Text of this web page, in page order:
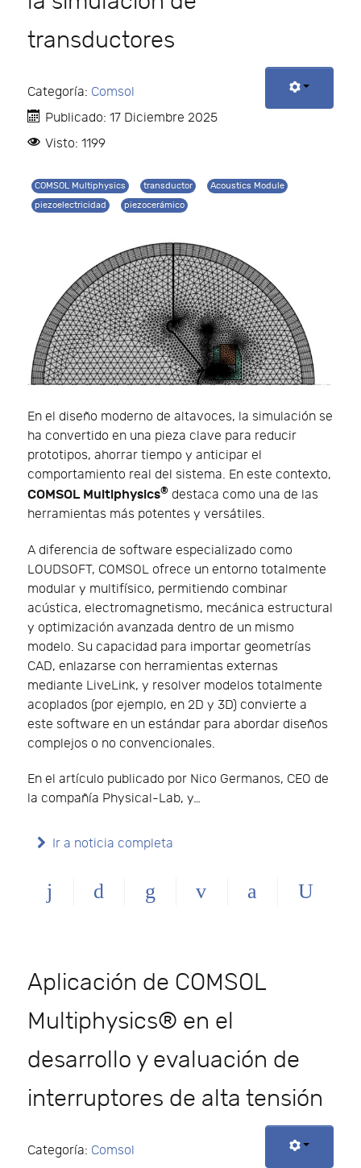
transductores
Categoría: Comsol
Publicado: 17 Diciembre 2025
Visto: 1199
COMSOL Multiphysics transductor
Acoustics Module
piezoelectricidad
piezocerámico
En el diseño moderno de altavoces, la simulación se
ha convertido en una pieza clave para reducir
prototipos, ahorrar tiempo y anticipar el
comportamiento real del sistema. En este contexto,
COMSOL Multiphysics® destaca como una de las
herramientas más potentes y versátiles.
A diferencia de software especializado como
LOUDSOFT, COMSOL ofrece un entorno totalmente
modular y multifísico, permitiendo combinar
acústica, electromagnetismo, mecánica estructural
y optimización avanzada dentro de un mismo
modelo. Su capacidad para importar geometrías
CAD, enlazarse con herramientas externas
mediante LiveLink, y resolver modelos totalmente
acoplados (por ejemplo, en 2D y 3D) convierte a
este software en un estándar para abordar diseños
complejos o no convencionales.
En el artículo publicado por Nico Germanos, CEO de
la compañía Physical-Lab, y…
Ir a noticia completa
Aplicación de COMSOL
Multiphysics® en el
desarrollo y evaluación de
interruptores de alta tensión
Categoría: Comsol